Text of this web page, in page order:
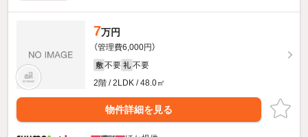
7万円
（管理費6,000円）
敷 不要 礼 不要
2階 / 2LDK / 48.0㎡
物件詳細を見る